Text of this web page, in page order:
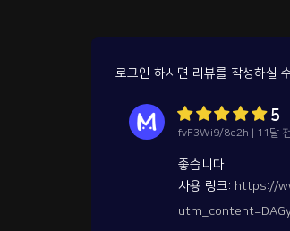
로그인 하시면 리뷰를 작성하실
5
fvF3Wi9/8e2h | 11달 전
좋습니다
사용 링크: https://